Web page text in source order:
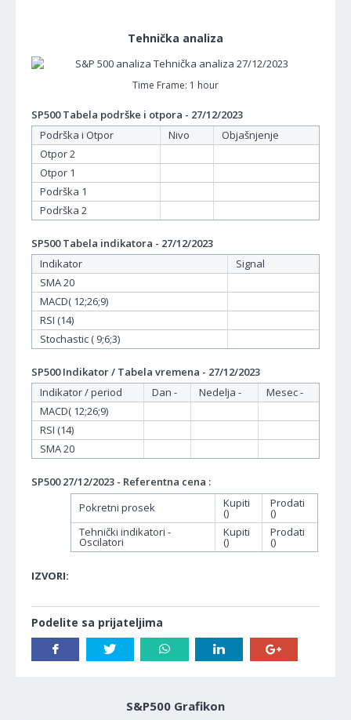
Tehnička analiza
Time Frame: 1 hour
SP500 Tabela podrške i otpora - 27/12/2023
Podrška i Otpor
Nivo
Objašnjenje
Otpor 2
Otpor 1
Podrška 1
Podrška 2
SP500 Tabela indikatora - 27/12/2023
Indikator
Signal
SMA 20
MACD( 12;26;9)
RSI (14)
Stochastic ( 9;6;3)
SP500 Indikator / Tabela vremena - 27/12/2023
Indikator / period
Dan - Nedelja -
Mesec -
MACD( 12;26;9)
RSI (14)
SMA 20
SP500 27/12/2023 - Referentna cena :
Pokretni prosek
Kupiti
()
Prodati
()
Tehnički indikatori -
Oscilatori
Kupiti
()
Prodati
()
IZVORI:
Podelite sa prijateljima
S&P500 Grafikon